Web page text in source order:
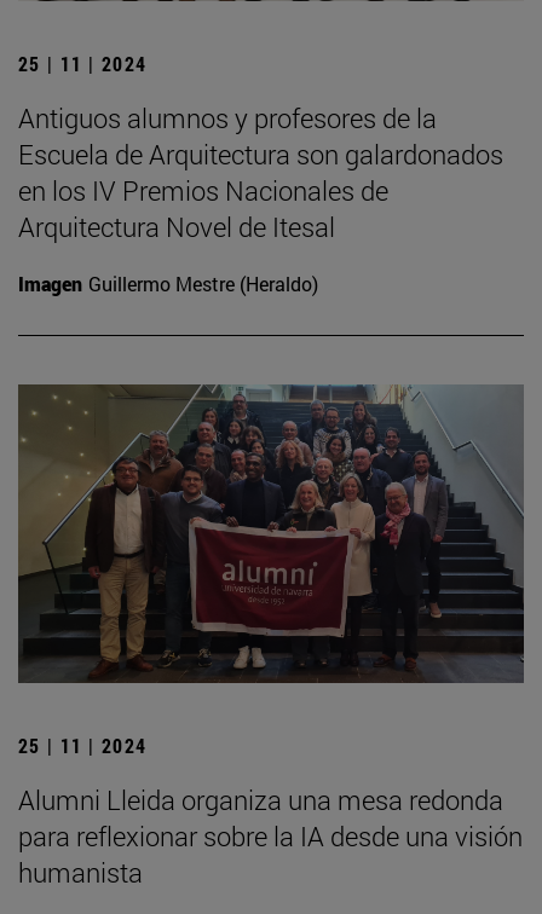
25 | 11 | 2024
Antiguos alumnos y profesores de la
Escuela de Arquitectura son galardonados
en los IV Premios Nacionales de
Arquitectura Novel de Itesal
Imagen Guillermo Mestre (Heraldo)
25 | 11 | 2024
Alumni Lleida organiza una mesa redonda
para reflexionar sobre la IA desde una visión
humanista